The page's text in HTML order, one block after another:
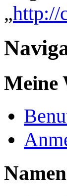
„http://
Meine